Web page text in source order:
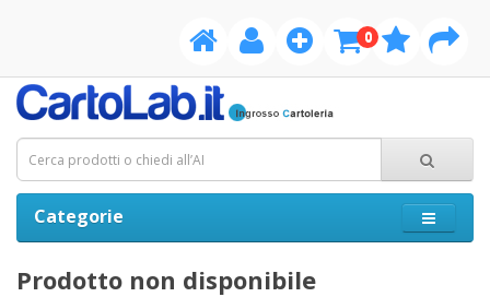
0
Categorie
Prodotto non disponibile